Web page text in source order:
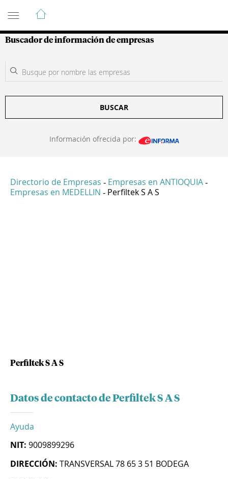
Guía de Empresas Colombianas
Buscador de información de empresas
BUSCAR
Información ofrecida por:
Directorio de Empresas - Empresas en ANTIOQUIA -
Empresas en MEDELLIN - Perfiltek S A S
Perfiltek S A S
Datos de contacto de Perfiltek S A S
Ayuda
NIT: 9009899296
DIRECCIÓN: TRANSVERSAL 78 65 3 51 BODEGA